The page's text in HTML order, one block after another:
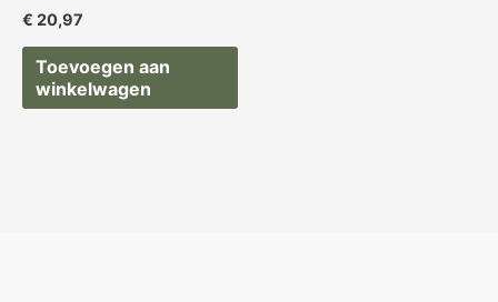
€ 20,97
Toevoegen aan
winkelwagen